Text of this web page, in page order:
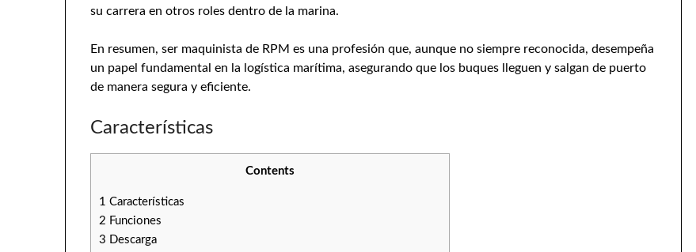
su carrera en otros roles dentro de la marina.
En resumen, ser maquinista de RPM es una profesión que, aunque no siempre reconocida, desempeña
un papel fundamental en la logística marítima, asegurando que los buques lleguen y salgan de puerto
de manera segura y eficiente.
Características
Contents
1 Características
2 Funciones
3 Descarga